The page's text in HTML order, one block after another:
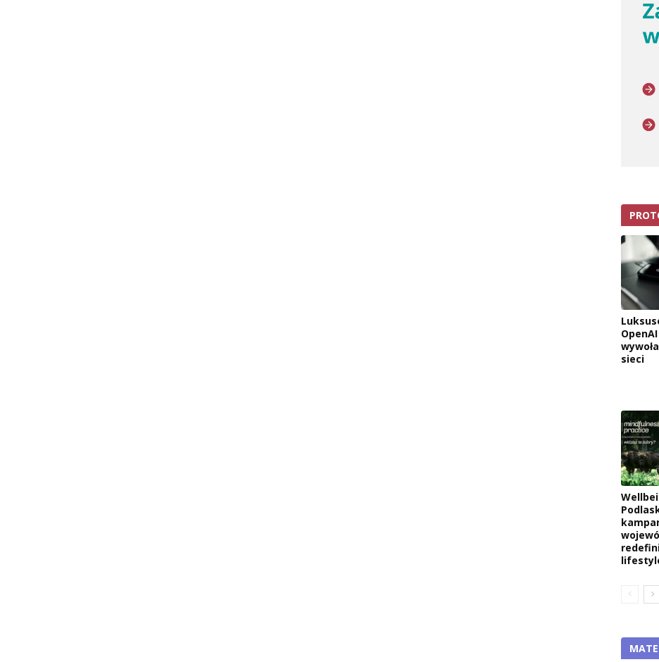
sieci